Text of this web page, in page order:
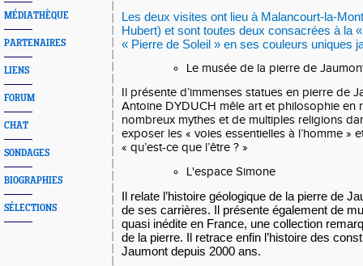
MÉDIATHÈQUE
PARTENAIRES
LIENS
FORUM
CHAT
SONDAGES
BIOGRAPHIES
SÉLECTIONS
Les deux visites ont lieu à Malancourt-la-
Hubert) et sont toutes deux consacrées à la
« Pierre de Soleil » en ses couleurs uniques
Le musée de la pierre de
Il présente d’immenses statues en pierre de
Antoine DYDUCH mêle art et philosophie en
nombreux mythes et de multiples religions
exposer les « voies essentielles à l’homme »
« qu’est-ce que l’être ? »
L'espace Simone
Il relate l’histoire géologique de la pierre de
de ses carrières. Il présente également de
quasi inédite en France, une collection
de la pierre. Il retrace enfin l’histoire des
Jaumont depuis 2000 ans.